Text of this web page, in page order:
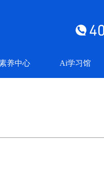
养中心 Ai学习馆